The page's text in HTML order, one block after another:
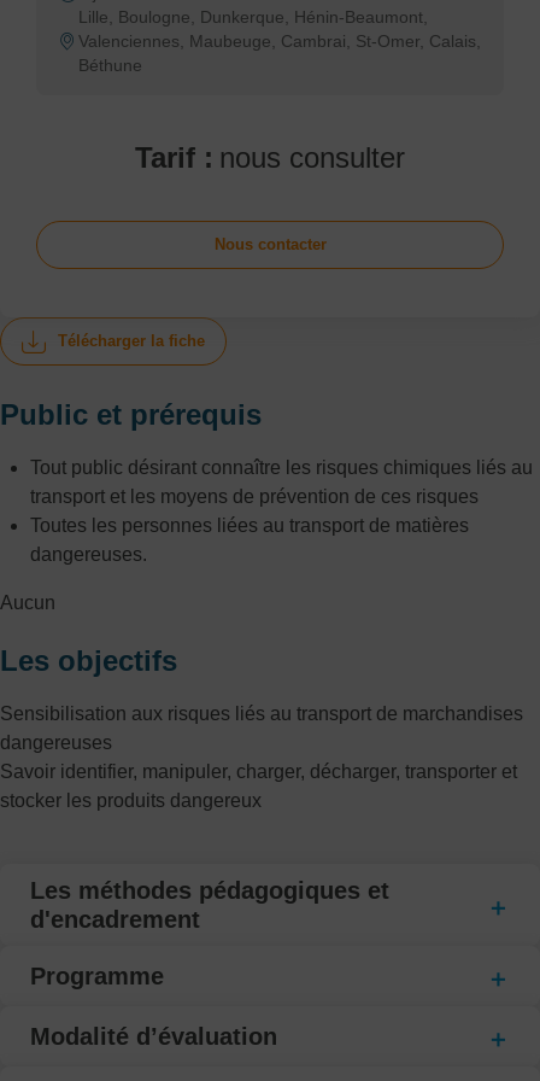
Télécharger la fiche
Public et prérequis
Tout public désirant connaître les risques chimiques liés au
transport et les moyens de prévention de ces risques
Toutes les personnes liées au transport de matières
dangereuses.
Aucun
Les objectifs
Sensibilisation aux risques liés au transport de marchandises
dangereuses
Savoir identifier, manipuler, charger, décharger, transporter et
stocker les produits dangereux
Les méthodes pédagogiques et
d'encadrement
Programme
Modalité d’évaluation
Lille, Boulogne, Dunkerque, Hénin-Beaumont,
Valenciennes, Maubeuge, Cambrai, St-Omer, Calais,
Béthune
Tarif : nous consulter
Nous contacter